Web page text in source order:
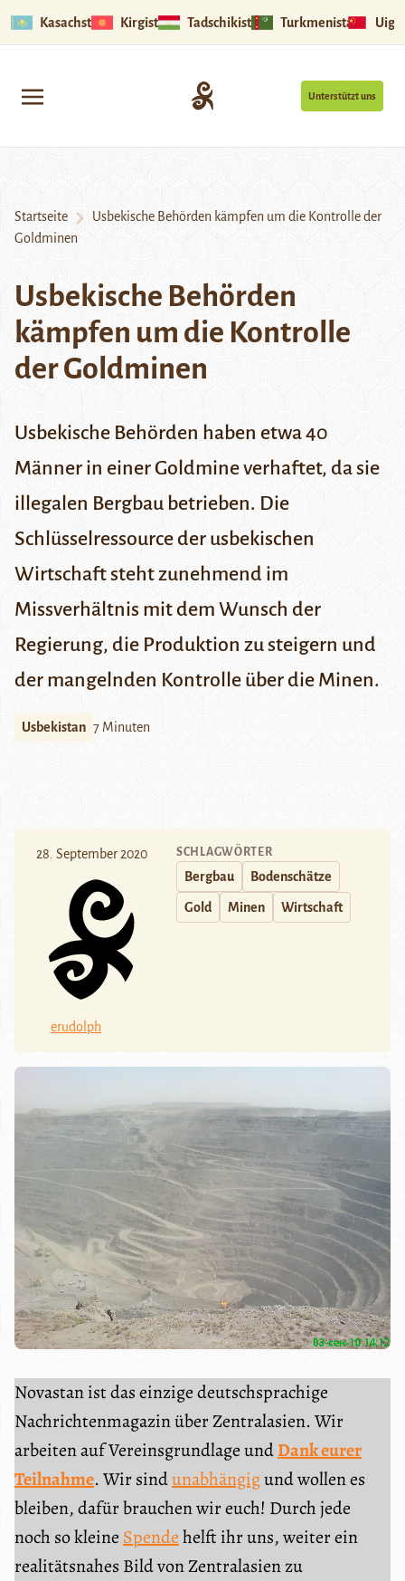
Kasachstan Kirgistan Tadschikistan Turkmenistan
Unterstützt uns
Startseite
Usbekische Behörden kämpfen um die Kontrolle der
Goldminen
Usbekische Behörden
kämpfen um die Kontrolle
der Goldminen
Usbekische Behörden haben etwa 40
Männer in einer Goldmine verhaftet, da sie
illegalen Bergbau betrieben. Die
Schlüsselressource der usbekischen
Wirtschaft steht zunehmend im
Missverhältnis mit dem Wunsch der
Regierung, die Produktion zu steigern und
der mangelnden Kontrolle über die Minen.
Usbekistan 7 Minuten
28. September 2020
erudolph
SCHLAGWÖRTER
Bergbau Bodenschätze
Gold Minen Wirtschaft
Novastan ist das einzige deutschsprachige
Nachrichtenmagazin über Zentralasien. Wir
arbeiten auf Vereinsgrundlage undDank eurer
Teilnahme. Wir sindunabhängigund wollen es
bleiben, dafür brauchen wir euch! Durch jede
noch so kleine Spendehelft ihr uns, weiter ein
realitätsnahes Bild von Zentralasien zu